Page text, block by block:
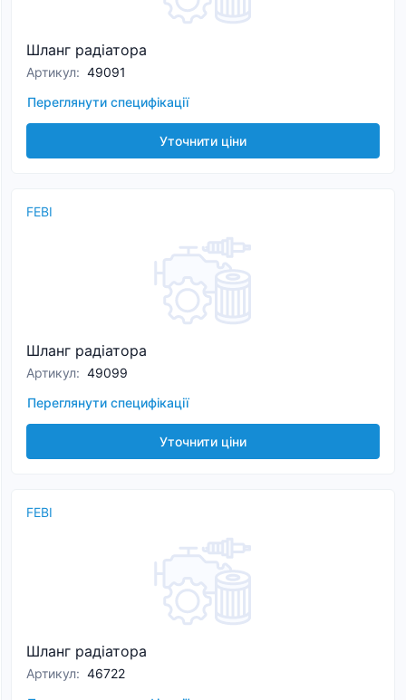
Шланг радіатора
Артикул: 49091
Переглянути специфікації
Уточнити ціни
FEBI
Шланг радіатора
Артикул: 49099
Переглянути специфікації
Уточнити ціни
FEBI
Шланг радіатора
Артикул: 46722